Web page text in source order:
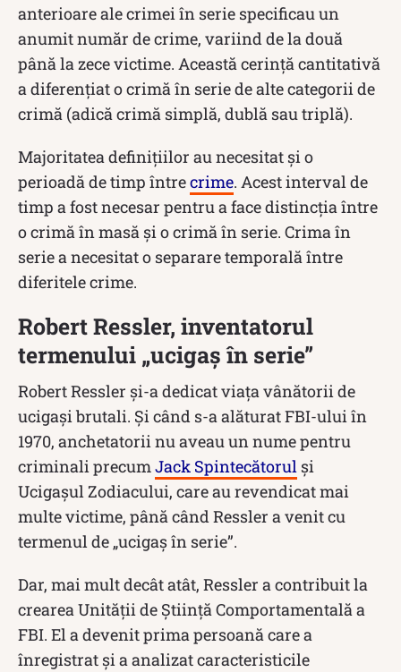
anterioare ale crimei în serie specificau un
anumit număr de crime, variind de la două
până la zece victime. Această cerință cantitativă
a diferențiat o crimă în serie de alte categorii de
crimă (adică crimă simplă, dublă sau triplă).
Majoritatea definițiilor au necesitat și o
perioadă de timp întrecrime. Acest interval de
timp a fost necesar pentru a face distincția între
o crimă în masă și o crimă în serie. Crima în
serie a necesitat o separare temporală între
diferitele crime.
Robert Ressler, inventatorul
termenului „ucigaș în serie”
Robert Ressler și-a dedicat viața vânătorii de
ucigași brutali. Și când s-a alăturat FBI-ului în
1970, anchetatorii nu aveau un nume pentru
criminali precumJack Spintecătorul și
Ucigașul Zodiacului, care au revendicat mai
multe victime, până când Ressler a venit cu
termenul de „ucigaș în serie”.
Dar, mai mult decât atât, Ressler a contribuit la
crearea Unității de Știință Comportamentală a
FBI. El a devenit prima persoană care a
înregistrat și a analizat caracteristicile